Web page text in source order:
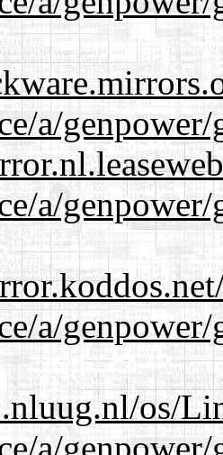
a/
a/
a/
os/
a/